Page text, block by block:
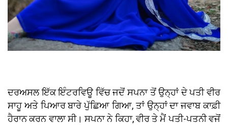
ਦਰਅਸਲ ਇੱਕ ਇੰਟਰਵਿਊ ਵਿੱਚ ਜਦੋਂ ਸਪਨਾ ਤੋਂ ਉਨ੍ਹਾਂ ਦੇ ਪਤੀ ਵੀਰ
ਸਾਹੂ ਅਤੇ ਪਿਆਰ ਬਾਰੇ ਪੁੱਛਿਆ ਗਿਆ, ਤਾਂ ਉਨ੍ਹਾਂ ਦਾ ਜਵਾਬ ਕਾਫ਼ੀ
ਹੈਰਾਨ ਕਰਨ ਵਾਲਾ ਸੀ। ਸਪਨਾ ਨੇ ਕਿਹਾ, ਵੀਰ ਤੇ ਮੈਂ ਪਤੀ-ਪਤਨੀ ਵਜੋਂ